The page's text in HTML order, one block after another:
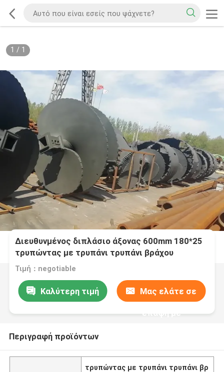
1 / 1
Διευθυνμένος διπλάσιο άξονας 600mm 180*25
τρυπώντας με τρυπάνι τρυπάνι βράχου
διαμέτρων
Τιμή：negotiable
Καλύτερη τιμή Μας ελάτε σε
επαφή με
Περιγραφή προϊόντων
τρυπώντας με τρυπάνι τρυπάνι βρ